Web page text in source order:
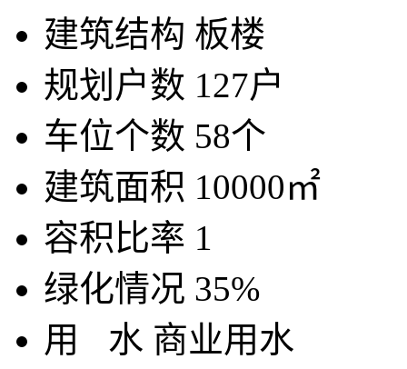
建筑结构 板楼
规划户数 127户
车位个数 58个
建筑面积 10000㎡
容积比率 1
绿化情况 35%
用 水 商业用水